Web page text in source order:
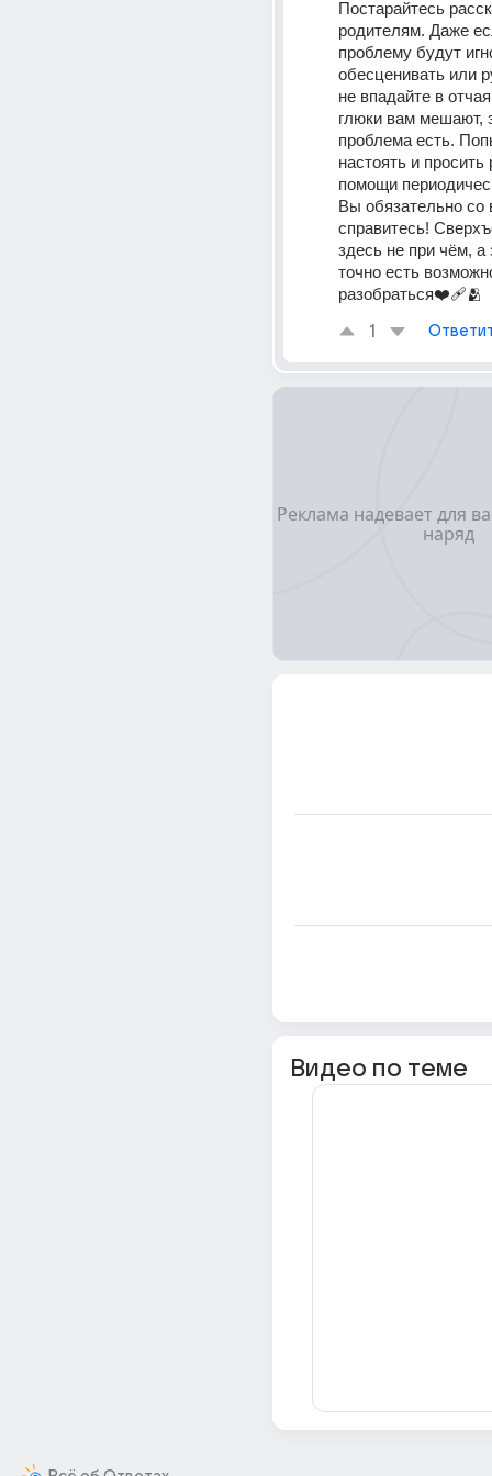
Постарайтесь
родителям. Даже
проблему будут
обесценивать или
не впадайте в
глюки вам мешают,
проблема есть.
настоять и просить
помощи
Вы обязательно со
справитесь!
здесь не при чём, а
точно есть
разобраться❤️‍🩹🫂
1
Видео по теме